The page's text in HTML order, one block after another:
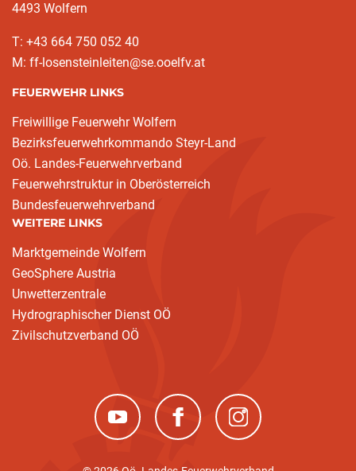
4493 Wolfern
T: +43 664 750 052 40
M: ff-losensteinleiten@se.ooelfv.at
FEUERWEHR LINKS
Freiwillige Feuerwehr Wolfern
Bezirksfeuerwehrkommando Steyr-Land
Oö. Landes-Feuerwehrverband
Feuerwehrstruktur in Oberösterreich
Bundesfeuerwehrverband
WEITERE LINKS
Marktgemeinde Wolfern
GeoSphere Austria
Unwetterzentrale
Hydrographischer Dienst OÖ
Zivilschutzverband OÖ
(neues Fenster)(neues Fenster)(neues Fenster)